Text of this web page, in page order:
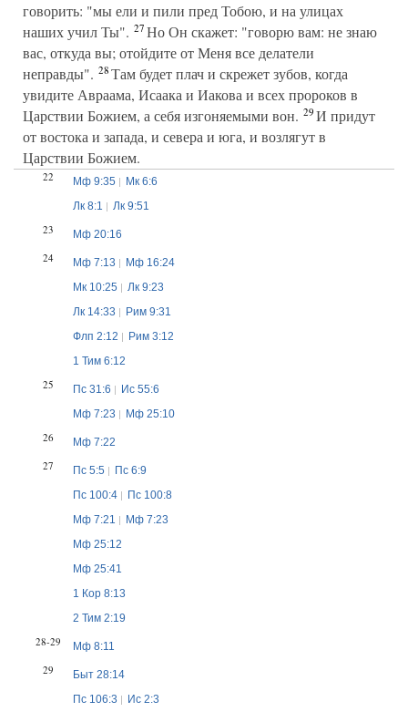
говорить: "мы ели и пили пред Тобою, и на улицах
наших учил Ты". 27Но Он скажет: "говорю вам: не знаю
вас, откуда вы; отойдите от Меня все делатели
неправды". 28Там будет плач и скрежет зубов, когда
увидите Авраама, Исаака и Иакова и всех пророков в
Царствии Божием, а себя изгоняемыми вон. 29И придут
от востока и запада, и севера и юга, и возлягут в
Царствии Божием.
22 Мф 9:35
Мк 6:6
Лк 8:1
Лк 9:51
23 Мф 20:16
24 Мф 7:13
Мф 16:24
Мк 10:25
Лк 9:23
Лк 14:33
Рим 9:31
Флп 2:12
Рим 3:12
1 Тим 6:12
25 Пс 31:6
Ис 55:6
Мф 7:23
Мф 25:10
26 Мф 7:22
27 Пс 5:5
Пс 6:9
Пс 100:4
Пс 100:8
Мф 7:21
Мф 7:23
Мф 25:12
Мф 25:41
1 Кор 8:13
2 Тим 2:19
28-29 Мф 8:11
29
Быт 28:14
Пс 106:3
Ис 2:3